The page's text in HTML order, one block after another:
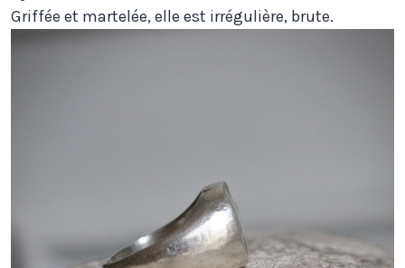
Griffée et martelée, elle est irrégulière, brute.